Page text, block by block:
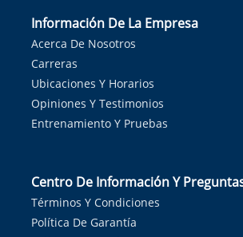
Información De La Empresa
Acerca De Nosotros
Carreras
Ubicaciones Y Horarios
Opiniones Y Testimonios
Entrenamiento Y Pruebas
Centro De Información Y
Términos Y Condiciones
Política De Garantía